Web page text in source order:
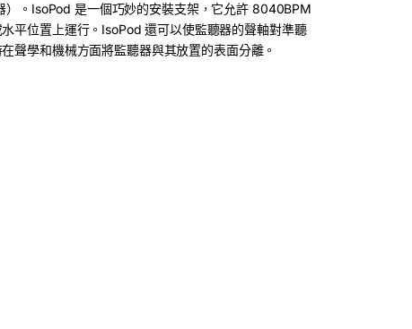
）。IsoPod 是一個巧妙的安裝支架，它允許 8040BPM
平位置上運行。IsoPod 還可以使監聽器的聲軸對準聽
聲學和機械方面將監聽器與其放置的表面分離。